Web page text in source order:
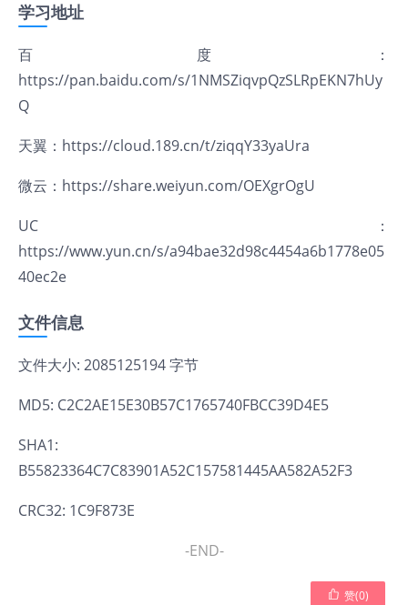
学习地址
百度：
https://pan.baidu.com/s/1NMSZiqvpQzSLRpEKN7hUy
Q
天翼： https://cloud.189.cn/t/ziqqY33yaUra
微云： https://share.weiyun.com/OEXgrOgU
UC：
https://www.yun.cn/s/a94bae32d98c4454a6b1778e05
40ec2e
文件信息
文件大小: 2085125194 字节
MD5: C2C2AE15E30B57C1765740FBCC39D4E5
SHA1:
B55823364C7C83901A52C157581445AA582A52F3
CRC32: 1C9F873E
-END-
 赞(0)